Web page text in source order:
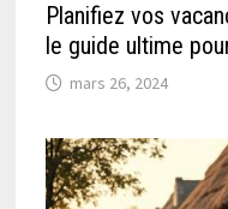
Planifiez vos
le guide ultime
mars 26, 2024